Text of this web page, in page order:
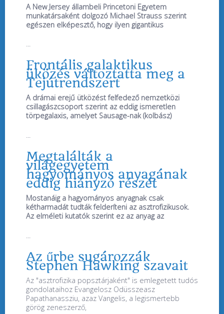
A New Jersey állambeli Princetoni Egyetem
munkatársaként dolgozó Michael Strauss szerint
egészen elképesztő, hogy ilyen gigantikus
...
Frontális galaktikus
üközés változtatta meg a
Tejútrendszert
A drámai erejű ütközést felfedező nemzetközi
csillagászcsoport szerint az eddig ismeretlen
törpegalaxis, amelyet Sausage-nak (kolbász)
...
Megtalálták a
világegyetem
hagyományos anyagának
eddig hiányzó részét
Mostanáig a hagyományos anyagnak csak
kétharmadát tudták felderíteni az asztrofizikusok.
Az elméleti kutatók szerint ez az anyag az
...
Az űrbe sugározzák
Stephen Hawking szavait
Az "asztrofizika popsztárjaként" is emlegetett tudós
gondolataihoz Evangelosz Odüsszeasz
Papathanassziu, azaz Vangelis, a legismertebb
görög zeneszerző,